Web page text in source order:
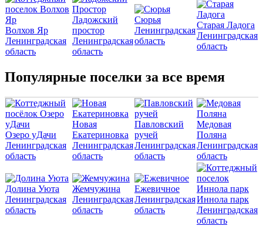
Волхов Яр
Ленинградская
область
Ладожский
простор
Ленинградская
область
Сюрья
Ленинградская
область
Старая Ладога
Ленинградская
область
Популярные поселки за все время
Озеро уДачи
Ленинградская
область
Новая
Екатериновка
Ленинградская
область
Павловский
ручей
Ленинградская
область
Медовая
Поляна
Ленинградская
область
Долина Уюта
Ленинградская
область
Жемчужина
Ленинградская
область
Ежевичное
Ленинградская
область
Иннола парк
Ленинградская
область